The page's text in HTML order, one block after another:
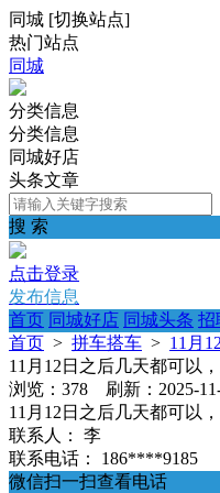
同城 [切换站点]
热门站点
同城
分类信息
分类信息
同城好店
头条文章
搜 索
点击登录
发布信息
首页 同城好店 同城头条 招
首页 > 拼车搭车 > 11月
11月12日之后几天都可以
浏览：378 刷新：2025-
11月12日之后几天都可以
联系人：
李
联系电话：
186****9185
微信扫一扫查看电话